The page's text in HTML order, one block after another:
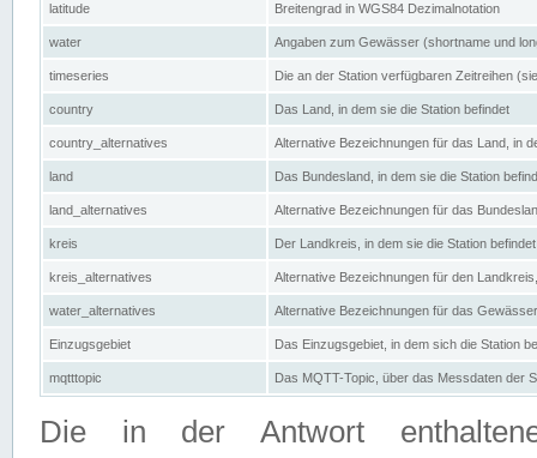
latitude Breitengrad in WGS84 Dezimalnotation
water Angaben zum Gewässer (shortname und
timeseries Die an der Station verfügbaren Zeitreihen
country Das Land, in dem sie die Station befindet
country_alternatives Alternative Bezeichnungen für das Land, in
land Das Bundesland, in dem sie die Station
land_alternatives Alternative Bezeichnungen für das
kreis Der Landkreis, in dem sie die Station befindet
kreis_alternatives Alternative Bezeichnungen für den
water_alternatives Alternative Bezeichnungen für das
Einzugsgebiet Das Einzugsgebiet, in dem sich die Station
mqtttopic Das MQTT-Topic, über das Messdaten der
Die in der Antwort